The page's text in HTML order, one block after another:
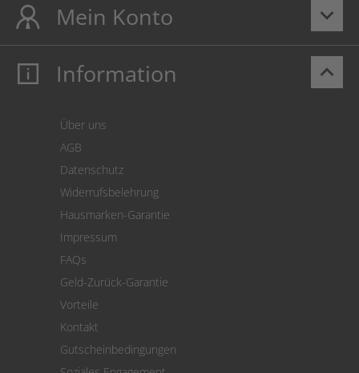
keyboard_arrow_down
Mein Konto
Mein Konto
Cookie Einstellungen
keyboard_arrow_up
Information
Über uns
AGB
Datenschutz
Widerrufsbelehrung
Hausmarken-Garantie
Impressum
FAQs
Geld-Zurück-Garantie
Vorteile
Kontakt
Gutscheinbedingungen